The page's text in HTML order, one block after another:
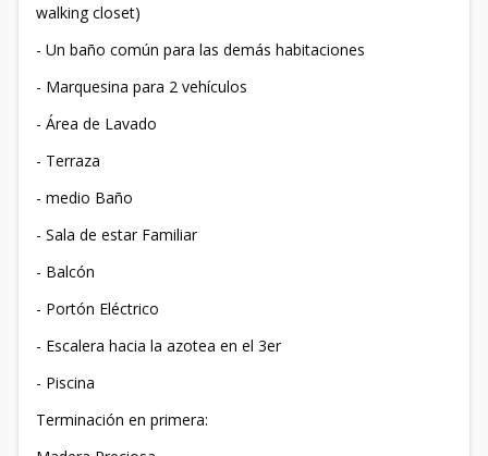
walking closet)
- Un baño común para las demás habitaciones
- Marquesina para 2 vehículos
- Área de Lavado
- Terraza
- medio Baño
- Sala de estar Familiar
- Balcón
- Portón Eléctrico
- Escalera hacia la azotea en el 3er
- Piscina
Terminación en primera: